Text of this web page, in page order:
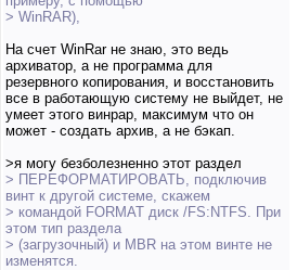
> WinRAR),
На счет WinRar не знаю, это ведь
архиватор, а не программа для
резервного копирования, и восстановить
все в работающую систему не выйдет, не
умеет этого винрар, максимум что он
может - создать архив, а не бэкап.
>я могу безболезненно этот раздел
> ПЕРЕФОРМАТИРОВАТЬ, подключив
винт к другой системе, скажем
> командой FORMAT диск /FS:NTFS. При
этом тип раздела
> (загрузочный) и MBR на этом винте не
изменятся.